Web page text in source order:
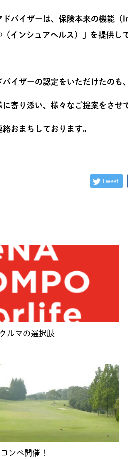
バイザーは、保険本来の機能（
（インシュアヘルス）」を提供し
バイザーの認定をいただけたの
に寄り添い、様々なご提案をさせ
おまちしております。
Tweet
ルマの選択肢
ンペ開催！